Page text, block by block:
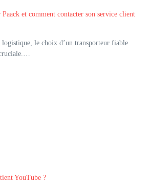
et comment contacter son service client
logistique, le choix d’un transporteur fiable
YouTube ?